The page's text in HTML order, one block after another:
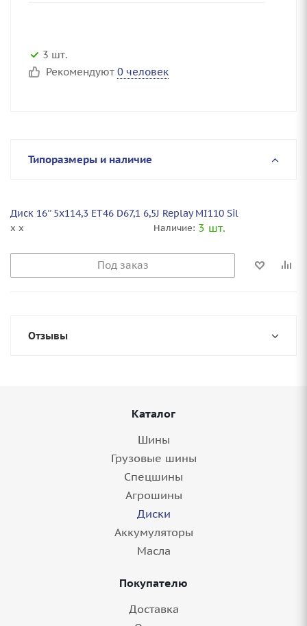
3 шт.
Рекомендуют 0 человек
Типоразмеры и наличие
Диск 16'' 5x114,3 ET46 D67,1 6,5J Replay MI110 Sil
x x Наличие: 3 шт.
Под заказ
Отзывы
Каталог
Шины
Грузовые шины
Спецшины
Агрошины
Диски
Аккумуляторы
Масла
Покупателю
Доставка